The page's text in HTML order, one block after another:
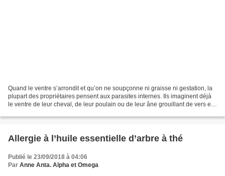
Quand le ventre s’arrondit et qu’on ne soupçonne ni graisse ni gestation, la
plupart des propriétaires pensent aux parasites internes. Ils imaginent déjà
le ventre de leur cheval, de leur poulain ou de leur âne grouillant de vers et
Allergie à l’huile essentielle d’arbre à thé
Publié le 23/09/2018 à 04:06
Par Anne Anta. Alpha et Omega